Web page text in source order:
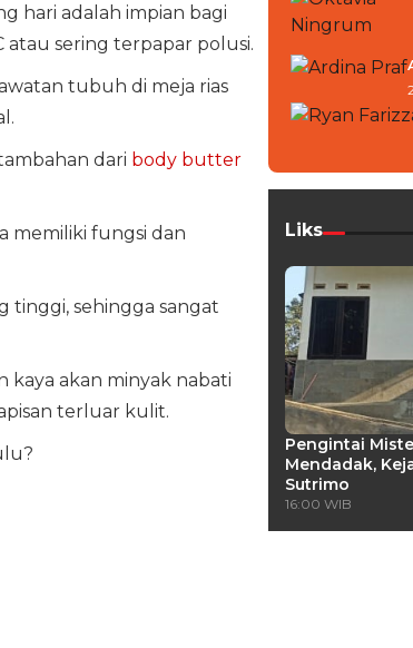
hari adalah impian bagi
atau sering terpapar polusi.
tubuh di meja rias
dari body butter
memiliki fungsi dan
tinggi, sehingga sangat
akan minyak nabati
terluar kulit.
Liks
Pengintai
Mendadak,
Sutrimo
16:00 WIB